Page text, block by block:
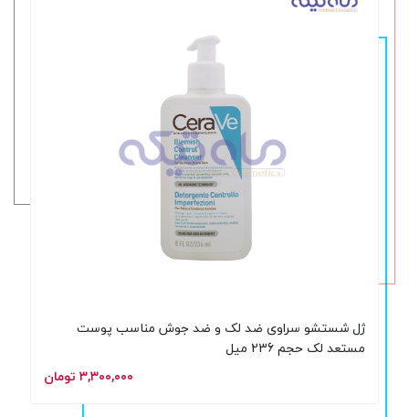
ژل شستشو سراوی ضد لک و ضد جوش مناسب پوست
مستعد لک حجم 236 میل
۳,۳۰۰,۰۰۰ تومان